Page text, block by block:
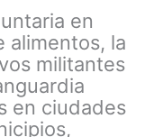
en
alimentos, la
militantes
en ciudades